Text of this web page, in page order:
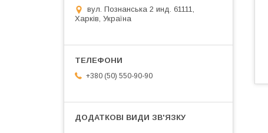
вул. Познанська 2 инд. 61111,
Харків, Україна
+380 (50) 550-90-90